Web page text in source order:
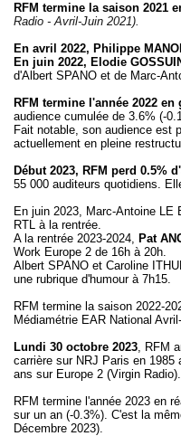
RFM termine la saison 2021
Radio - Avril-Juin 2021).
En avril 2022, Philippe
En juin 2022, Elodie
d'Albert SPANO et de Marc-
RFM termine l'année 2022
audience cumulée de 3.6% (-
Fait notable, son audience est
actuellement en pleine
Début 2023, RFM perd 0.5%
55 000 auditeurs quotidiens.
En juin 2023, Marc-Antoine
RTL à la rentrée.
A la rentrée 2023-2024, Pat
Work Europe 2 de 16h à 20h.
Albert SPANO et Caroline
une rubrique d'humour à 7h15.
RFM termine la saison 2022-
Médiamétrie EAR National
Lundi 30 octobre 2023, RFM
carrière sur NRJ Paris en
ans sur Europe 2 (Virgin Radio).
RFM termine l'année 2023 en
sur un an (-0.3%). C'est la
Décembre 2023).